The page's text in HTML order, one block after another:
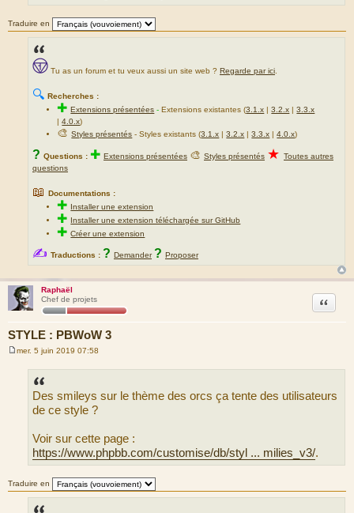
Traduire en
Tu as un forum et tu veux aussi un site web ? Regarde par ici.
🔍 Recherches :
✚Extensions présentées - Extensions existantes (3.1.x |3.2.x |3.3.x
|4.0.x)
🎨Styles présentés - Styles existants (3.1.x |3.2.x |3.3.x |4.0.x)
? Questions : ✚ Extensions présentées 🎨 Styles présentés ★ Toutes autres
questions
📖 Documentations :
✚ Installer une extension
✚ Installer une extension téléchargée sur GitHub
✚Créer une extension
✍ Traductions : ? Demander ? Proposer
Raphaël
Chef de projets
STYLE : PBWoW 3
Citation
mer. 5 juin 2019 07:58
Des smileys sur le thème des orcs ça tente des utilisateurs
de ce style ?
Voir sur cette page :
https://www.phpbb.com/customise/db/styl ... milies_v3/.
Traduire en